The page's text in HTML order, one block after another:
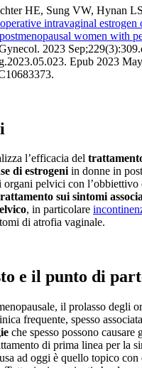
HE, Sung VW, Hynan
intravaginal
women with
2023
Epub 2023
l’efficacia del
di estrogeniin donne in
organi pelvici con l’obbiettivo
sui sintomi
, in particolare
di atrofia vaginale.
e il punto di
il prolasso degli
frequente, spesso
che spesso possono
di prima linea per la
ad oggi è quello topico con